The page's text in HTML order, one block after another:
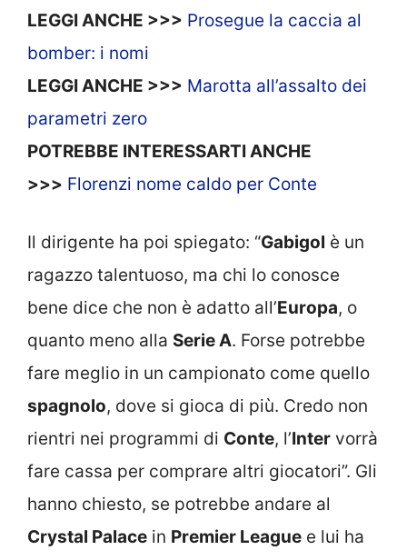
LEGGI ANCHE >>> Prosegue la caccia al
bomber: i nomi
LEGGI ANCHE >>> Marotta all’assalto dei
parametri zero
POTREBBE INTERESSARTI ANCHE
>>> Florenzi nome caldo per Conte
Il dirigente ha poi spiegato: “Gabigol è un
ragazzo talentuoso, ma chi lo conosce
bene dice che non è adatto all’Europa, o
quanto meno alla Serie A. Forse potrebbe
fare meglio in un campionato come quello
spagnolo, dove si gioca di più. Credo non
rientri nei programmi di Conte, l’Inter vorrà
fare cassa per comprare altri giocatori”. Gli
hanno chiesto, se potrebbe andare al
Crystal Palace in Premier League e lui ha